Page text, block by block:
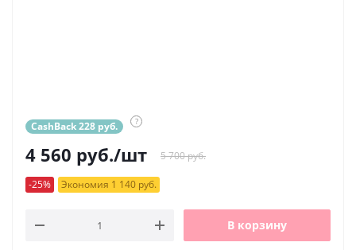
CashBack 228 руб. ?
4 560 руб./шт 5 700 руб.
-25% Экономия 1 140 руб.
В корзину